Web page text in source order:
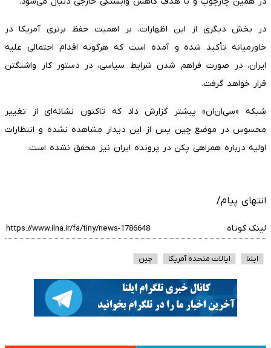
در بخش دیگری از این اظهارات، بر اهمیت حفظ برتری آمریکا در
خاورمیانه تأکید شده و آمده است که هرگونه اقدام احتمالی علیه
ایران، در صورت فراهم شدن شرایط سیاسی، در دستور کار واشنگتن
قرار خواهد گرفت.
شبکه «سی‌ان‌ان» پیشتر گزارش داد که تاکنون نشانه‌ای از تغییر
محسوس در موضع چین پس از این دیدار مشاهده نشده و انتظارات
اولیه درباره همراهی پکن در پرونده ایران نیز محقق نشده است.
انتهای پیام/
لینک کوتاه
ایلنا ایالات متحده آمریکا چین